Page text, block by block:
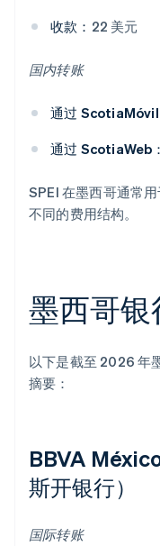
收款： 22 美元
国内转账
通过 ScotiaMóvil
通过 ScotiaWeb：
SPEI 在墨西哥通常
不同的费用结构。
墨西哥银
以下是截至 2026 年
摘要：
BBVA
斯开银行）
国际转账